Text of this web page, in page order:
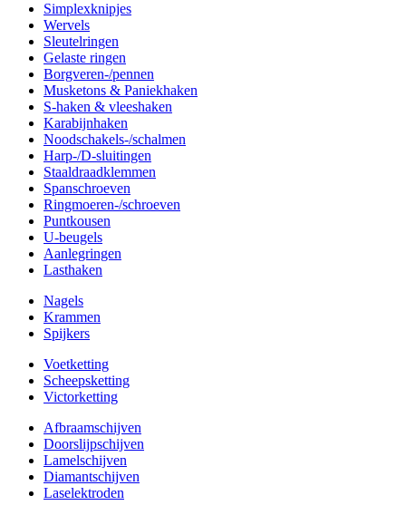
Simplexknipjes
Wervels
Sleutelringen
Gelaste ringen
Borgveren-/pennen
Musketons & Paniekhaken
S-haken & vleeshaken
Karabijnhaken
Noodschakels-/schalmen
Harp-/D-sluitingen
Staaldraadklemmen
Spanschroeven
Ringmoeren-/schroeven
Puntkousen
U-beugels
Aanlegringen
Lasthaken
Nagels
Krammen
Spijkers
Voetketting
Scheepsketting
Victorketting
Afbraamschijven
Doorslijpschijven
Lamelschijven
Diamantschijven
Laselektroden